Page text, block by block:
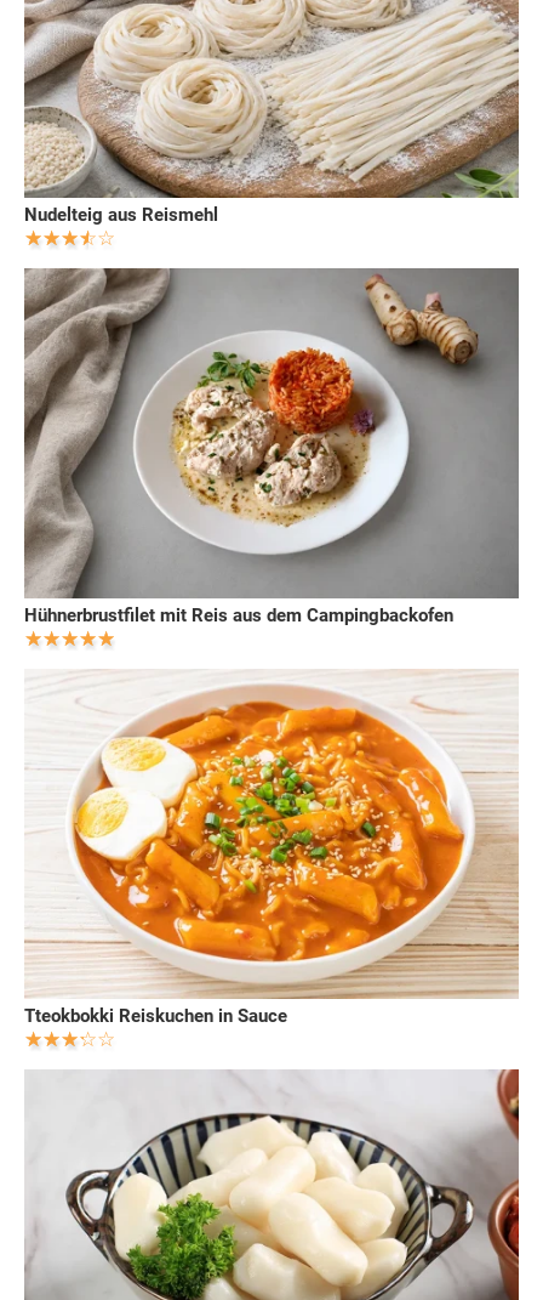
Nudelteig aus Reismehl
Hühnerbrustfilet mit Reis aus dem Campingbackofen
Tteokbokki Reiskuchen in Sauce